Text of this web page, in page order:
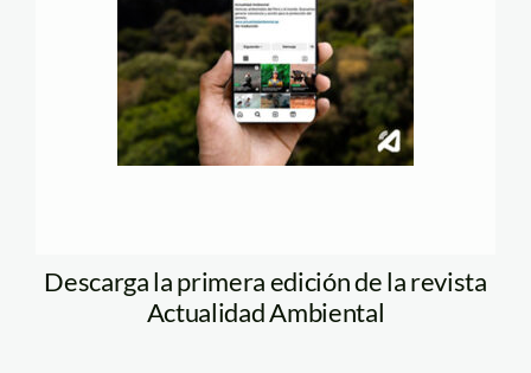
Descarga la primera edición de la revista
Actualidad Ambiental